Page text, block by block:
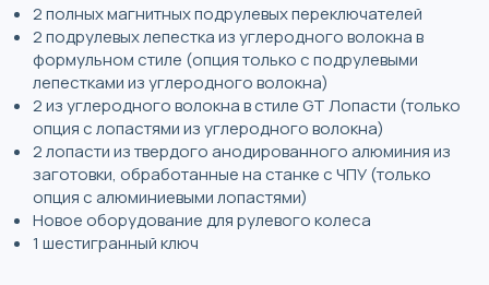
2 полных магнитных подрулевых переключателей
2 подрулевых лепестка из углеродного волокна в
формульном стиле (опция только с подрулевыми
лепестками из углеродного волокна)
2 из углеродного волокна в стиле GT Лопасти (только
опция с лопастями из углеродного волокна)
2 лопасти из твердого анодированного алюминия из
заготовки, обработанные на станке с ЧПУ (только
опция с алюминиевыми лопастями)
Новое оборудование для рулевого колеса
1 шестигранный ключ